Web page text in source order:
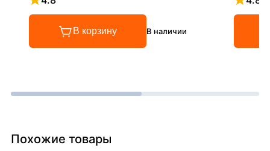
Рейтинг 4.8 из 5
В корзину В наличии
Похожие товары